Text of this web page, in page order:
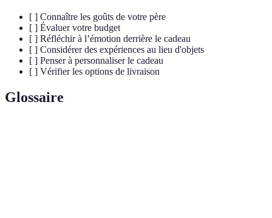
[ ] Connaître les goûts de votre père
[ ] Évaluer votre budget
[ ] Réfléchir à l’émotion derrière le cadeau
[ ] Considérer des expériences au lieu d'objets
[ ] Penser à personnaliser le cadeau
[ ] Vérifier les options de livraison
Glossaire